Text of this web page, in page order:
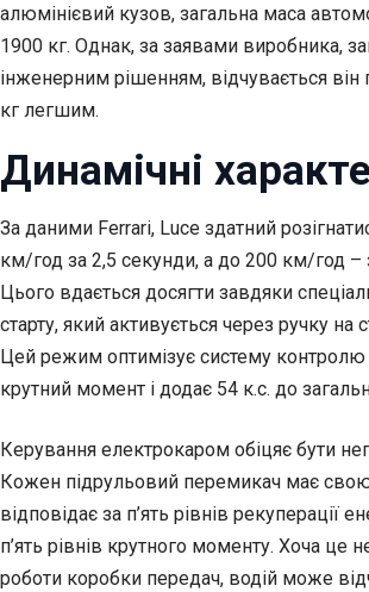
алюмінієвий кузов, загальна маса
1900 кг. Однак, за заявами виробника,
інженерним рішенням, відчувається
кг легшим.
Динамічні
За даними Ferrari, Luce здатний
км/год за 2,5 секунди, а до 200 км/год –
Цього вдається досягти завдяки
старту, який активується через ручку на
Цей режим оптимізує систему контролю
крутний момент і додає 54 к.с. до
Керування електрокаром обіцяє бути
Кожен підрульовий перемикач має
відповідає за п’ять рівнів рекуперації
п’ять рівнів крутного моменту. Хоча це
роботи коробки передач, водій може